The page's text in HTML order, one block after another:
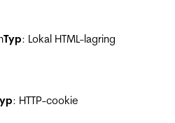
Typ: Lokal HTML-lagring
: HTTP-cookie